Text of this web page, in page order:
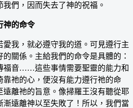
們，因而失去了神的祝福。
神的命令
我，就必遵守我的道。可見遵行主
關係。主給我們的命令是具體的：
福音……這些事情需要聖靈的能力和
靠祂的心，便沒有能力遵行祂的命
遠離祂的旨意。像掃羅王沒有聽從耶
遠離神以至失敗了！所以，我們當